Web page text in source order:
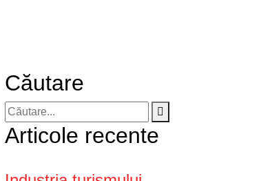
Căutare
Articole recente